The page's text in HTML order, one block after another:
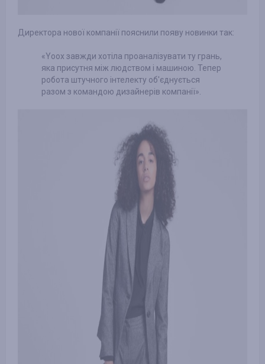
Директора нової компанії пояснили появу новинки так:
«Yoox завжди хотіла проаналізувати ту грань,
яка присутня між людством і машиною. Тепер
робота штучного інтелекту об'єднується
разом з командою дизайнерів компанії».